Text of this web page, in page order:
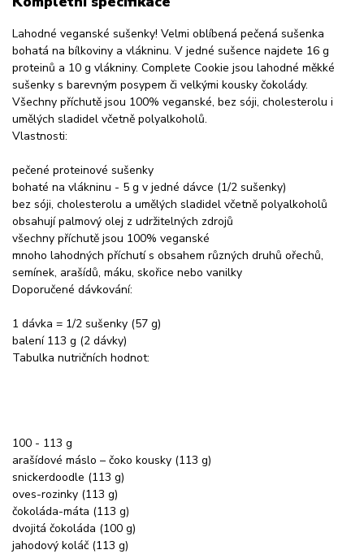
Lahodné veganské sušenky! Velmi oblíbená pečená sušenka
bohatá na bílkoviny a vlákninu. V jedné sušence najdete 16 g
proteinů a 10 g vlákniny. Complete Cookie jsou lahodné měkké
sušenky s barevným posypem či velkými kousky čokolády.
Všechny příchutě jsou 100% veganské, bez sóji, cholesterolu i
umělých sladidel včetně polyalkoholů.
Vlastnosti:
pečené proteinové sušenky
bohaté na vlákninu - 5 g v jedné dávce (1/2 sušenky)
bez sóji, cholesterolu a umělých sladidel včetně polyalkoholů
obsahují palmový olej z udržitelných zdrojů
všechny příchutě jsou 100% veganské
mnoho lahodných příchutí s obsahem různých druhů ořechů,
semínek, arašídů, máku, skořice nebo vanilky
Doporučené dávkování:
1 dávka = 1/2 sušenky (57 g)
balení 113 g (2 dávky)
Tabulka nutričních hodnot:
100 - 113 g
arašídové máslo – čoko kousky (113 g)
snickerdoodle (113 g)
oves-rozinky (113 g)
čokoláda-máta (113 g)
dvojitá čokoláda (100 g)
jahodový koláč (113 g)